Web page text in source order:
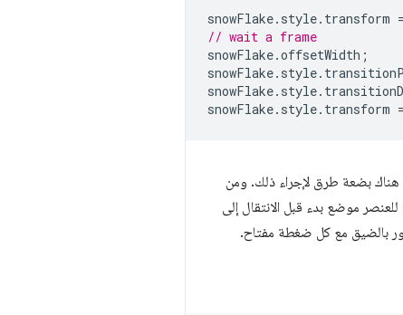
snowFlake. style. transform =
// wait a frame
snowFlake.offsetWidth ;
snowFlake. style.
snowFlake. style.
snowFlake. style. transform =
هناك بضعة طرق لإجراء ذلك. ومن
موضع بدء قبل الانتقال إلى
بالضيق مع كل ضغطة مفتاح.